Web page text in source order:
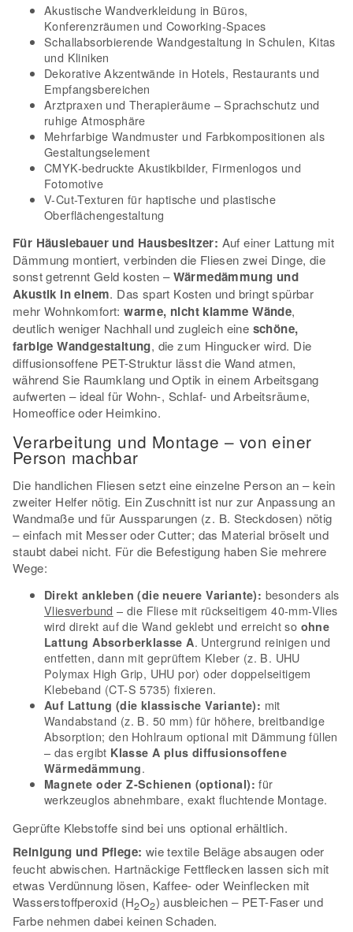
Akustische Wandverkleidung in Büros,
Konferenzräumen und Coworking-Spaces
Schallabsorbierende Wandgestaltung in Schulen, Kitas
und Kliniken
Dekorative Akzentwände in Hotels, Restaurants und
Empfangsbereichen
Arztpraxen und Therapieräume – Sprachschutz und
ruhige Atmosphäre
Mehrfarbige Wandmuster und Farbkompositionen als
Gestaltungselement
CMYK-bedruckte Akustikbilder, Firmenlogos und
Fotomotive
V-Cut-Texturen für haptische und plastische
Oberflächengestaltung
Für Häuslebauer und Hausbesitzer: Auf einer Lattung mit
Dämmung montiert, verbinden die Fliesen zwei Dinge, die
sonst getrennt Geld kosten –Wärmedämmung und
Akustik in einem. Das spart Kosten und bringt spürbar
mehr Wohnkomfort:warme, nicht klamme Wände,
deutlich weniger Nachhall und zugleich eine schöne,
farbige Wandgestaltung, die zum Hingucker wird. Die
diffusionsoffene PET-Struktur lässt die Wand atmen,
während Sie Raumklang und Optik in einem Arbeitsgang
aufwerten – ideal für Wohn-, Schlaf- und Arbeitsräume,
Homeoffice oder Heimkino.
Verarbeitung und Montage – von einer
Person machbar
Die handlichen Fliesen setzt eine einzelne Person an – kein
zweiter Helfer nötig. Ein Zuschnitt ist nur zur Anpassung an
Wandmaße und für Aussparungen (z. B. Steckdosen) nötig
– einfach mit Messer oder Cutter; das Material bröselt und
staubt dabei nicht. Für die Befestigung haben Sie mehrere
Wege:
Direkt ankleben (die neuere Variante): besonders als
Vliesverbund – die Fliese mit rückseitigem 40-mm-Vlies
wird direkt auf die Wand geklebt und erreicht so ohne
Lattung Absorberklasse A. Untergrund reinigen und
entfetten, dann mit geprüftem Kleber (z. B. UHU
Polymax High Grip, UHU por) oder doppelseitigem
Klebeband (CT-S 5735) fixieren.
Auf Lattung (die klassische Variante): mit
Wandabstand (z. B. 50 mm) für höhere, breitbandige
Absorption; den Hohlraum optional mit Dämmung füllen
– das ergibt Klasse A plus diffusionsoffene
Wärmedämmung.
Magnete oder Z-Schienen (optional): für
werkzeuglos abnehmbare, exakt fluchtende Montage.
Geprüfte Klebstoffe sind bei uns optional erhältlich.
Reinigung und Pflege: wie textile Beläge absaugen oder
feucht abwischen. Hartnäckige Fettflecken lassen sich mit
etwas Verdünnung lösen, Kaffee- oder Weinflecken mit
Wasserstoffperoxid (H2O2) ausbleichen – PET-Faser und
Farbe nehmen dabei keinen Schaden.